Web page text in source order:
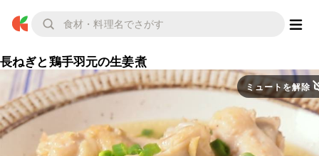
長ねぎと鶏手羽元の生姜煮
ミュートを解除